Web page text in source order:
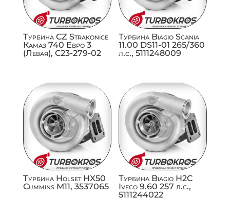
Турбина CZ Strakonice
Камаз 740 Евро 3
(Левая), C23-279-02
Турбина Biagio Scania
11.00 DS11-01 265/360
л.с., 5111248009
Турбина Holset HX50
Cummins M11, 3537065
Турбина Biagio H2C
Iveco 9.60 257 л.с.,
5111244022